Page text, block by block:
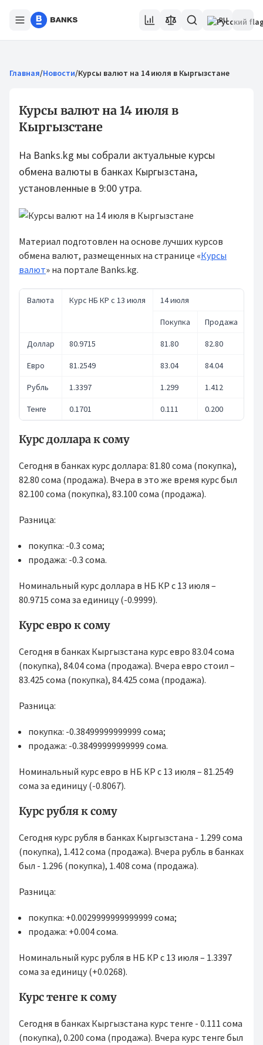
RU
Главная/Новости/Курсы валют на 14 июля в Кыргызстане
Курсы валют на 14 июля в
Кыргызстане
На Banks.kg мы собрали актуальные курсы
обмена валюты в банках Кыргызстана,
установленные в 9:00 утра.
Материал подготовлен на основе лучших курсов
обмена валют, размещенных на странице «Курсы
валют» на портале Banks.kg.
Валюта Курс НБ КР с 13 июля 14 июля
Покупка Продажа
Доллар 80.9715 81.80 82.80
Евро 81.2549 83.04 84.04
Рубль 1.3397 1.299 1.412
Тенге 0.1701 0.111 0.200
Курс доллара к сому
Сегодня в банках курс доллара: 81.80 сома (покупка),
82.80 сома (продажа). Вчера в это же время курс был
82.100 сома (покупка), 83.100 сома (продажа).
Разница:
покупка: -0.3 сома;
продажа: -0.3 сома.
Номинальный курс доллара в НБ КР с 13 июля –
80.9715 сома за единицу (-0.9999).
Курс евро к сому
Сегодня в банках Кыргызстана курс евро 83.04 сома
(покупка), 84.04 сома (продажа). Вчера евро стоил –
83.425 сома (покупка), 84.425 сома (продажа).
Разница:
покупка: -0.38499999999999 сома;
продажа: -0.38499999999999 сома.
Номинальный курс евро в НБ КР с 13 июля – 81.2549
сома за единицу (-0.8067).
Курс рубля к сому
Сегодня курс рубля в банках Кыргызстана - 1.299 сома
(покупка), 1.412 сома (продажа). Вчера рубль в банках
был - 1.296 (покупка), 1.408 сома (продажа).
Разница:
покупка: +0.0029999999999999 сома;
продажа: +0.004 сома.
Номинальный курс рубля в НБ КР с 13 июля – 1.3397
сома за единицу (+0.0268).
Курс тенге к сому
Сегодня в банках Кыргызстана курс тенге - 0.111 сома
(покупка), 0.200 сома (продажа). Вчера курс тенге был